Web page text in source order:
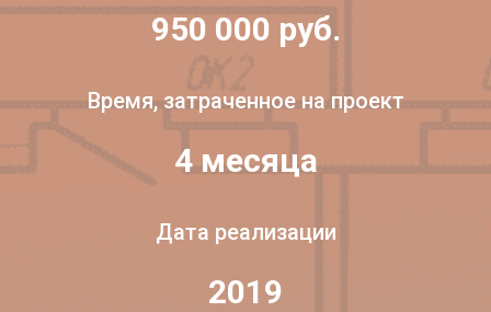
950 000 руб.
Время, затраченное на проект
4 месяца
Дата реализации
2019